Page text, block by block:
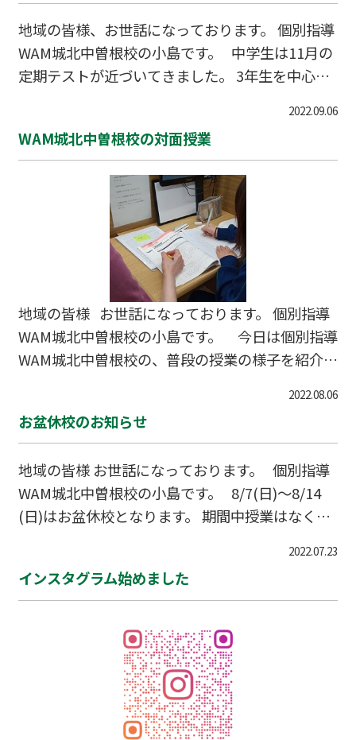
地域の皆様、お世話になっております。 個別指導
WAM城北中曽根校の小島です。 中学生は11月の
定期テストが近づいてきました。 3年生を中心
月のテストの様子を見ていても、しっかり時間を
かけて勉強している生徒は点数が伸びている傾向
中々誘惑が多くて、、、という方や、何をやった
ら良いのか分からないという話をされる方もいま
すが、そのような場合は、教室を自習室として利
用することもできます。 個別指導WAM城北中曽
根校では、日々の授業だけではなく、自習管理に
も力を入れており、授業の時間以外にも
2022.09.06
WAM城北中曽根校の対面授業
地域の皆様 お世話になっております。 個別指導
WAM城北中曽根校の小島です。 今日は個別指導
WAM城北中曽根校の、普段の授業の様子を紹介し
で教えています。 小学校から中学校、高校の内
容まで、どの教科も対応致します。 テスト対策は
も行っています。 生徒ひとりひとりに合わ…
2022.08.06
お盆休校のお知らせ
地域の皆様 お世話になっております。 個別指導
WAM城北中曽根校の小島です。 8/7(日)～8/14
(日)はお盆休校となります。 期間中授業はなく自
2022.07.23
インスタグラム始めました